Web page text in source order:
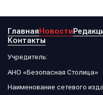
ГлавнаяНовости
Контакты
Учредитель:
АНО «Безопасная Столица»
Наименование сетевого